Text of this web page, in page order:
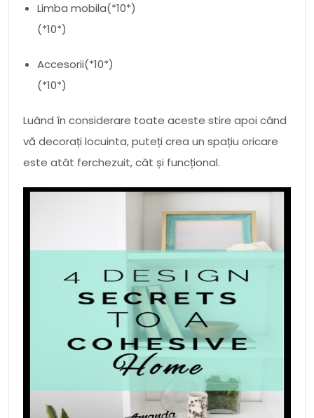
Limba mobila(*10*)
(*10*)
Accesorii(*10*)
(*10*)
Luând în considerare toate aceste stire apoi când
vă decorați locuinta, puteți crea un spațiu oricare
este atât ferchezuit, cât și funcțional.